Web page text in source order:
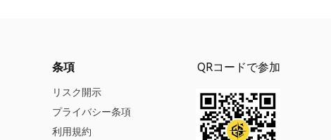
条項
リスク開示
プライバシー条項
利用規約
QRコードで参加